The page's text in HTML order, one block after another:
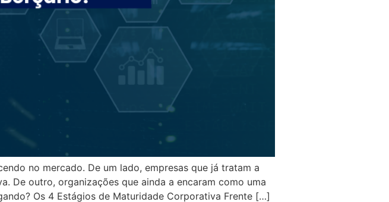
no mercado. De um lado, empresas que já tratam a
De outro, organizações que ainda a encaram como uma
Os 4 Estágios de Maturidade Corporativa Frente […]